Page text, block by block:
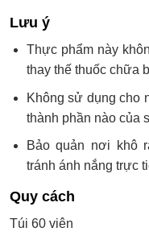
Lưu ý
Thực phẩm này
thay thế thuốc chữa
Không sử dụng cho
thành phần nào của
Bảo quản nơi khô
tránh ánh nắng trực
Quy cách
Túi 60 viên